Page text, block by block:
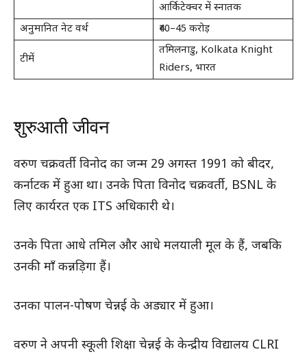
आर्किटेक्चर में स्नातक
अनुमानित नेट वर्थ
₹40–45 करोड़
टीमें
तमिलनाडु, Kolkata Knight
Riders, भारत
शुरुआती जीवन
वरुण चक्रवर्ती विनोद का जन्म 29 अगस्त 1991 को बीदर,
कर्नाटक में हुआ था। उनके पिता विनोद चक्रवर्ती, BSNL के
लिए कार्यरत एक ITS अधिकारी थे।
उनके पिता आधे तमिल और आधे मलयाली मूल के हैं, जबकि
उनकी माँ कन्नड़िगा हैं।
उनका पालन-पोषण चेन्नई के अड्यार में हुआ।
वरुण ने अपनी स्कूली शिक्षा चेन्नई के केन्द्रीय विद्यालय CLRI